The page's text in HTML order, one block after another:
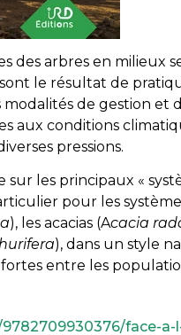
des arbres en milieux
le résultat de
de gestion et
aux conditions
pressions.
les principaux «
pour les
), les acacias (Acacia
), dans un style
entre les
face-a-